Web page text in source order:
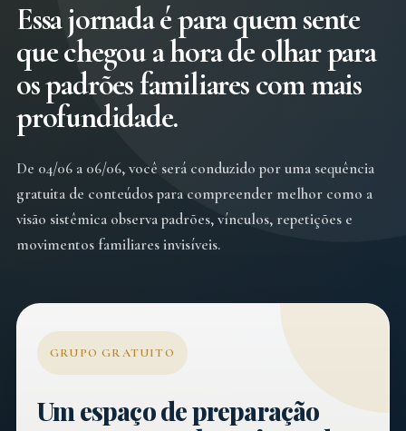
Essa jornada é para quem sente
que chegou a hora de olhar para
os padrões familiares com mais
profundidade.
De 04/06 a 06/06, você será conduzido por uma sequência
gratuita de conteúdos para compreender melhor como a
visão sistêmica observa padrões, vínculos, repetições e
movimentos familiares invisíveis.
GRUPO GRATUITO
Um espaço de preparação